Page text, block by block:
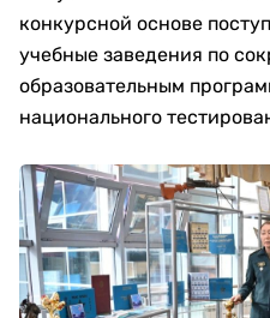
конкурсной основе
учебные заведения по
образовательным
национального